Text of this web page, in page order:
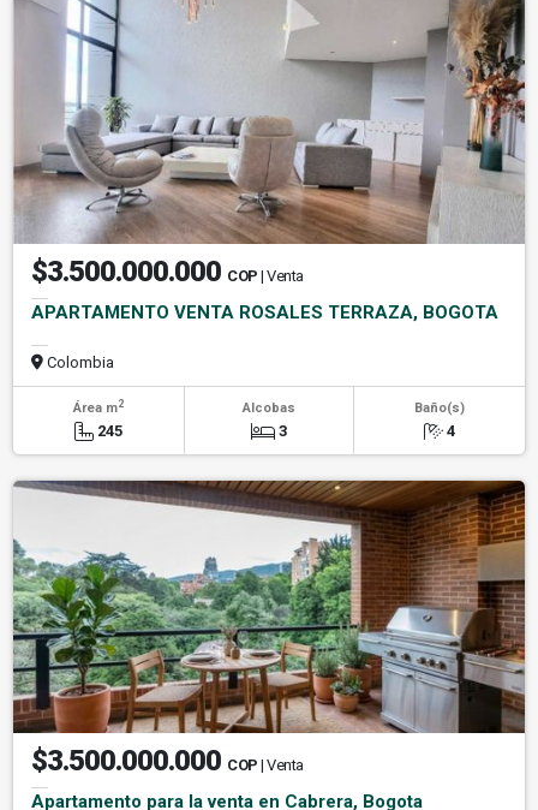
$3.500.000.000 COP | Venta
APARTAMENTO VENTA ROSALES TERRAZA, BOGOTA
Colombia
Área m2
245
Alcobas
3
Baño(s)
4
$3.500.000.000 COP | Venta
Apartamento para la venta en Cabrera, Bogota